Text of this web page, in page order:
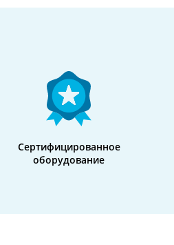
Сертифицированное
оборудование